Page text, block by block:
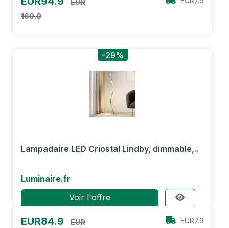
EUR
169.9
-29%
Lampadaire LED Criostal Lindby, dimmable,..
Luminaire.fr
Voir l'offre
EUR84.9
EUR
EUR7.9